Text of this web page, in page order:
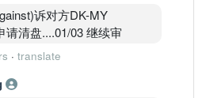
诉对方DK-MY
请清盘....01/03 继续审
· translate